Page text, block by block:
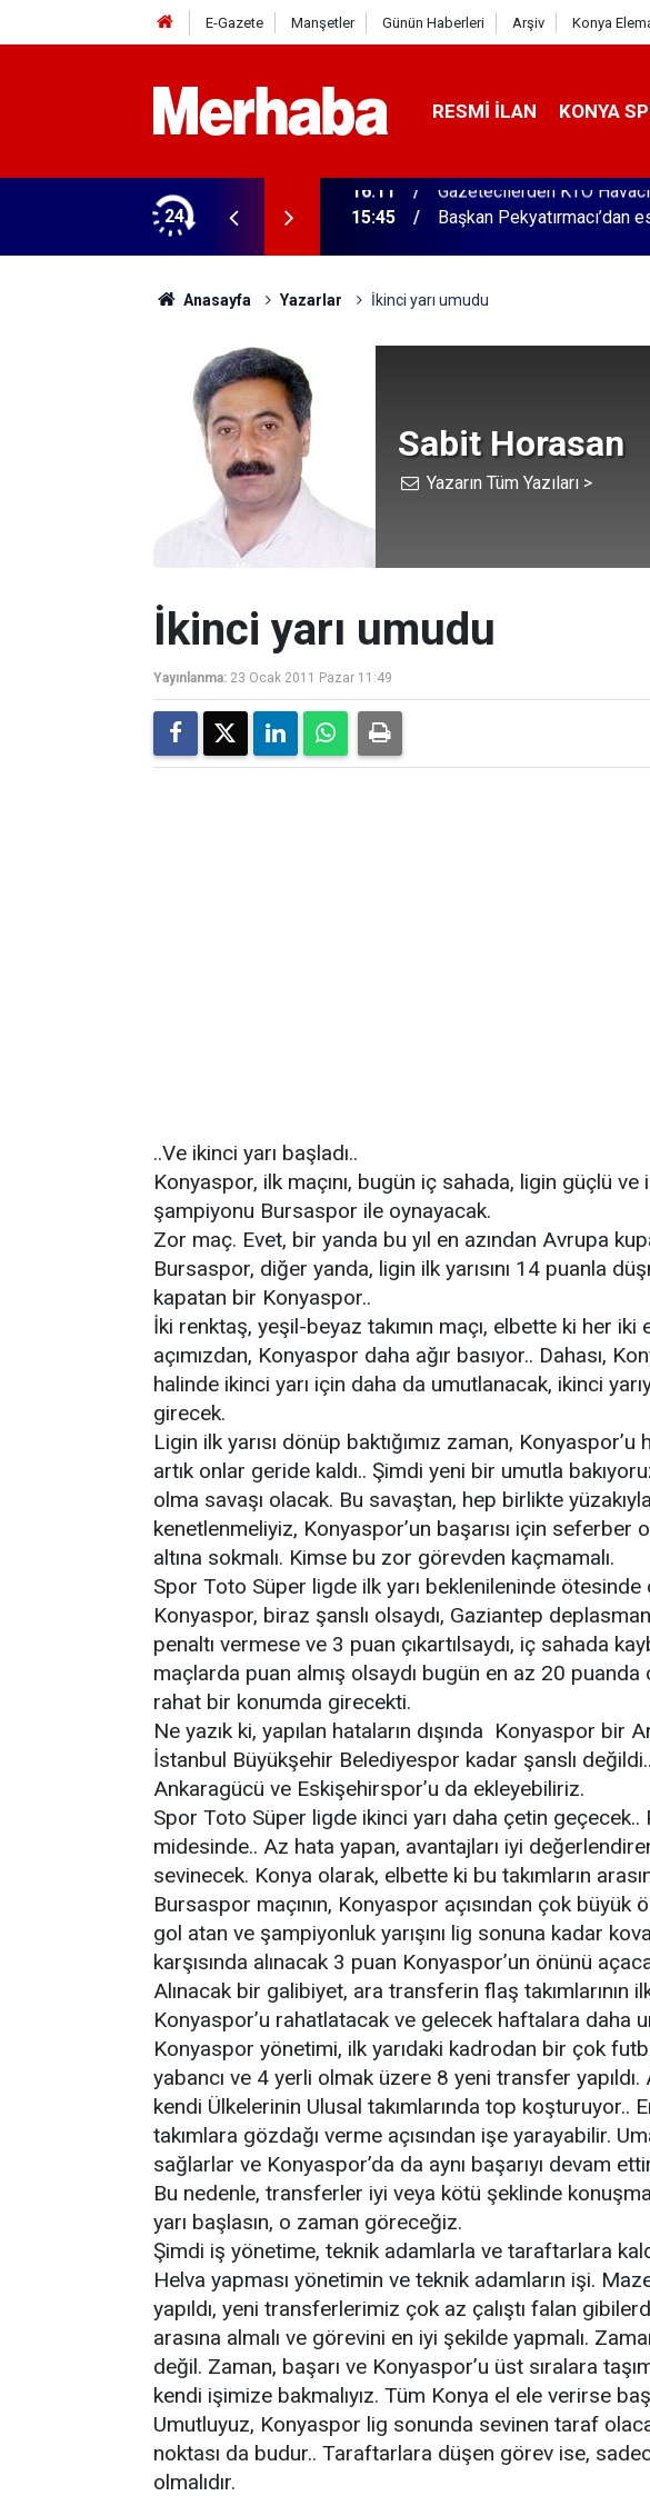
E-Gazete Manşetler Günün Haberleri Arşiv Konya
RESMI İLAN KONYA
24
Kampüsü'ne ziyaret 15:45 Başkan Pekyatırmacı’dan
Anasayfa Yazarlar İkinci yarı umudu
Sabit Horasan
Yazarın Tüm Yazıları >
İkinci yarı umudu
Yayınlanma: 23 Ocak 2011 Pazar 11:49
..Ve ikinci yarı başladı..
Konyaspor, ilk maçını, bugün iç sahada, ligin güçlü ve
şampiyonu Bursaspor ile oynayacak.
Zor maç. Evet, bir yanda bu yıl en azından Avrupa
Bursaspor, diğer yanda, ligin ilk yarısını 14 puanla
kapatan bir Konyaspor..
İki renktaş, yeşil-beyaz takımın maçı, elbette ki her
açımızdan, Konyaspor daha ağır basıyor.. Dahası,
halinde ikinci yarı için daha da umutlanacak, ikinci
girecek.
Ligin ilk yarısı dönüp baktığımız zaman,
artık onlar geride kaldı.. Şimdi yeni bir umutla
olma savaşı olacak. Bu savaştan, hep birlikte
kenetlenmeliyiz, Konyaspor’un başarısı için seferber
altına sokmalı. Kimse bu zor görevden kaçmamalı.
Spor Toto Süper ligde ilk yarı beklenileninde
Konyaspor, biraz şanslı olsaydı, Gaziantep
penaltı vermese ve 3 puan çıkartılsaydı, iç sahada
maçlarda puan almış olsaydı bugün en az 20 puanda
rahat bir konumda girecekti.
Ne yazık ki, yapılan hataların dışında Konyaspor bir
İstanbul Büyükşehir Belediyespor kadar şanslı
Ankaragücü ve Eskişehirspor’u da ekleyebiliriz.
Spor Toto Süper ligde ikinci yarı daha çetin geçecek..
midesinde.. Az hata yapan, avantajları iyi
sevinecek. Konya olarak, elbette ki bu takımların
Bursaspor maçının, Konyaspor açısından çok büyük
gol atan ve şampiyonluk yarışını lig sonuna kadar
karşısında alınacak 3 puan Konyaspor’un önünü
Alınacak bir galibiyet, ara transferin flaş takımlarının
Konyaspor’u rahatlatacak ve gelecek haftalara daha
Konyaspor yönetimi, ilk yarıdaki kadrodan bir çok
yabancı ve 4 yerli olmak üzere 8 yeni transfer yapıldı.
kendi Ülkelerinin Ulusal takımlarında top koşturuyor..
takımlara gözdağı verme açısından işe yarayabilir.
sağlarlar ve Konyaspor’da da aynı başarıyı devam
Bu nedenle, transferler iyi veya kötü şeklinde
yarı başlasın, o zaman göreceğiz.
Şimdi iş yönetime, teknik adamlarla ve taraftarlara
Helva yapması yönetimin ve teknik adamların işi.
yapıldı, yeni transferlerimiz çok az çalıştı falan
arasına almalı ve görevini en iyi şekilde yapmalı.
değil. Zaman, başarı ve Konyaspor’u üst sıralara
kendi işimize bakmalıyız. Tüm Konya el ele verirse
Umutluyuz, Konyaspor lig sonunda sevinen taraf
noktası da budur.. Taraftarlara düşen görev ise,
olmalıdır.